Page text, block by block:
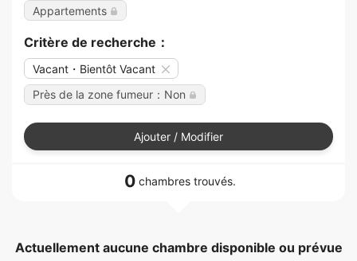
Appartements
Critère de recherche：
Vacant・Bientôt Vacant
Près de la zone fumeur：Non
Ajouter / Modifier
0 chambres trouvés.
Actuellement aucune chambre disponible ou prévue